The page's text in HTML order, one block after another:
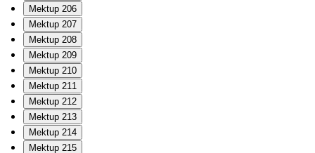
Mektup 206
Mektup 207
Mektup 208
Mektup 209
Mektup 210
Mektup 211
Mektup 212
Mektup 213
Mektup 214
Mektup 215